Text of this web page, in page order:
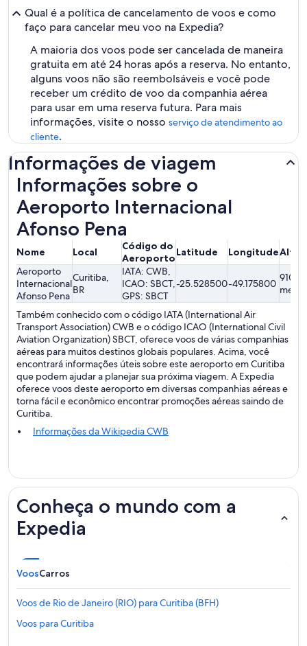
Qual é a política de cancelamento de voos e como
faço para cancelar meu voo na Expedia?
A maioria dos voos pode ser cancelada de maneira
gratuita em até 24 horas após a reserva. No entanto,
alguns voos não são reembolsáveis ​​e você pode
receber um crédito de voo da companhia aérea
para usar em uma reserva futura. Para mais
informações, visite o nosso serviço de atendimento ao
cliente.
Informações de viagem
Informações sobre o
Aeroporto Internacional
Afonso Pena
Nome Local
Código do
AeroportoLatitude Longitude
Aeroporto
Internacional
Afonso Pena
Curitiba,
BR
IATA: CWB,
ICAO: SBCT,
GPS: SBCT
-25.528500-49.175800 910.74
Também conhecido com o código IATA (International Air
Transport Association) CWB e o código ICAO (International Civil
Aviation Organization) SBCT, oferece voos de várias companhias
aéreas para muitos destinos globais populares. Acima, você
encontrará informações úteis sobre este aeroporto em Curitiba
que podem ajudar a planejar sua próxima viagem. A Expedia
oferece voos deste aeroporto em diversas companhias aéreas e
torna fácil e econômico encontrar promoções aéreas saindo de
Curitiba.
Informações da Wikipedia CWB
Conheça o mundo com a
Expedia
VoosCarros
Voos de Rio de Janeiro (RIO) para Curitiba (BFH)
Voos para Curitiba